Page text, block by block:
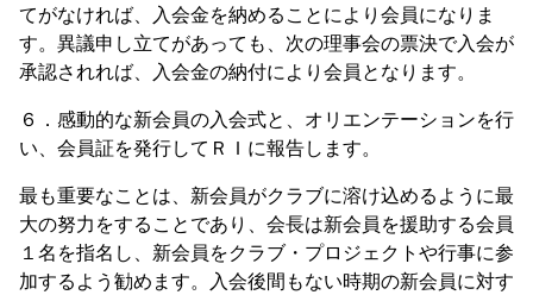
てがなければ、入会金を納めることにより会員になりま
す。異議申し立てがあっても、次の理事会の票決で入会が
承認されれば、入会金の納付により会員となります。
６．感動的な新会員の入会式と、オリエンテーションを行
い、会員証を発行してＲＩに報告します。
最も重要なことは、新会員がクラブに溶け込めるように最
大の努力をすることであり、会長は新会員を援助する会員
１名を指名し、新会員をクラブ・プロジェクトや行事に参
加するよう勧めます。入会後間もない時期の新会員に対す